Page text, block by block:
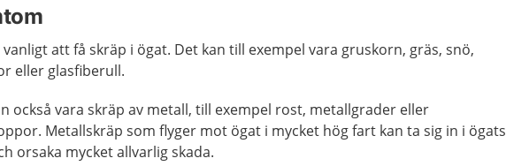
att få skräp i ögat. Det kan till exempel vara gruskorn, gräs, snö,
eller glasfiberull.
också vara skräp av metall, till exempel rost, metallgrader eller
Metallskräp som flyger mot ögat i mycket hög fart kan ta sig in i ögats
orsaka mycket allvarlig skada.